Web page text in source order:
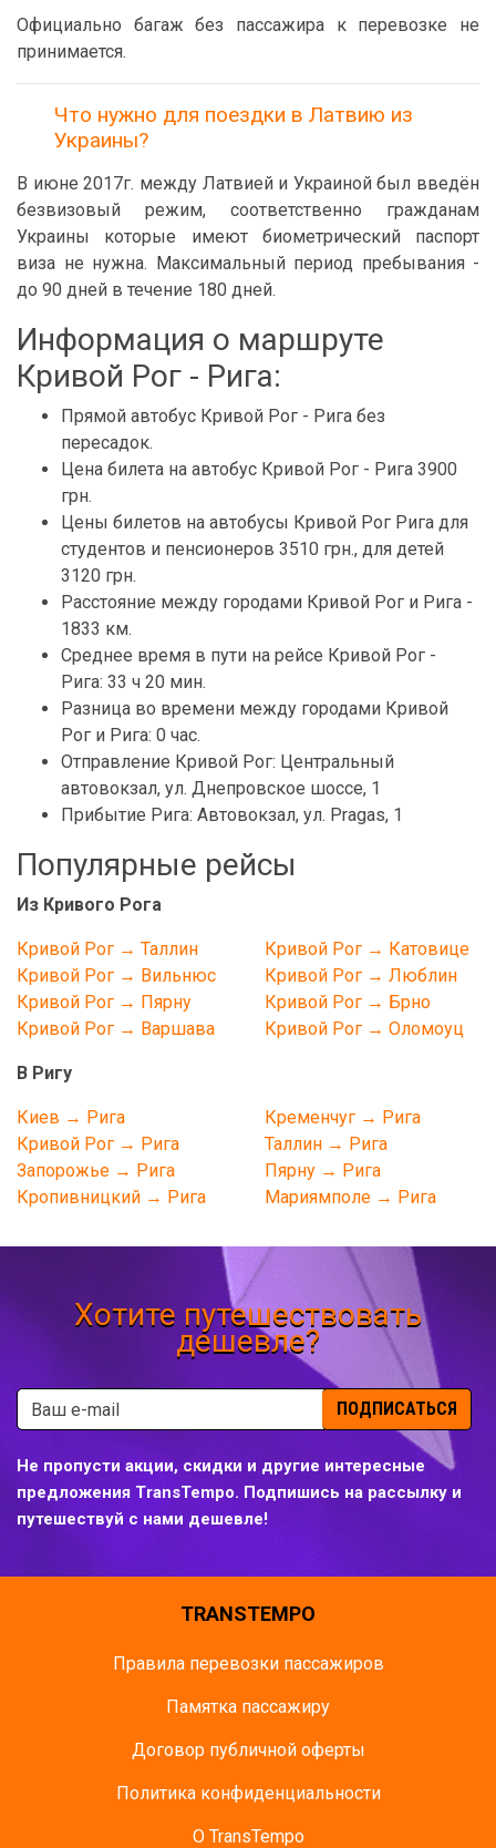
Официально багаж без пассажира к перевозке не
принимается.
Что нужно для поездки в Латвию из
Украины?
В июне 2017г. между Латвией и Украиной был введён
безвизовый режим, соответственно гражданам
Украины которые имеют биометрический паспорт
виза не нужна. Максимальный период пребывания -
до 90 дней в течение 180 дней.
Информация о маршруте
Кривой Рог - Рига:
Прямой автобус Кривой Рог - Рига без
пересадок.
Цена билета на автобус Кривой Рог - Рига 3900
грн.
Цены билетов на автобусы Кривой Рог Рига для
студентов и пенсионеров 3510 грн., для детей
3120 грн.
Расстояние между городами Кривой Рог и Рига -
1833 км.
Среднее время в пути на рейсе Кривой Рог -
Рига: 33 ч 20 мин.
Разница во времени между городами Кривой
Рог и Рига: 0 час.
Отправление Кривой Рог: Центральный
автовокзал, ул. Днепровское шоссе, 1
Прибытие Рига: Автовокзал, ул. Pragas, 1
Популярные рейсы
Из Кривого Рога
Кривой Рог → Таллин
Кривой Рог → Вильнюс
Кривой Рог → Пярну
Кривой Рог → Варшава
Кривой Рог → Катовице
Кривой Рог → Люблин
Кривой Рог → Брно
Кривой Рог → Оломоуц
В Ригу
Киев → Рига
Кривой Рог → Рига
Запорожье → Рига
Кропивницкий → Рига
Кременчуг → Рига
Таллин → Рига
Пярну → Рига
Мариямполе → Рига
Хотите путешествовать
дешевле?
ПОДПИСАТЬСЯ
Не пропусти акции, скидки и другие интересные
предложения TransTempo. Подпишись на рассылку и
путешествуй с нами дешевле!
TRANSTEMPO
Правила перевозки пассажиров
Памятка пасcажиру
Договор публичной оферты
Политика конфиденциальности
О TransTempo